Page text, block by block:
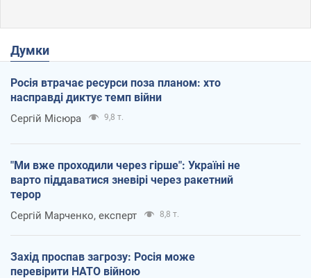
Думки
Росія втрачає ресурси поза планом: хто
насправді диктує темп війни
Сергій Місюра 9,8 т.
"Ми вже проходили через гірше": Україні не
варто піддаватися зневірі через ракетний
терор
Сергій Марченко, експерт 8,8 т.
Захід проспав загрозу: Росія може
перевірити НАТО війною